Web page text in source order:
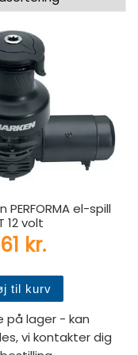
PERFORMA el-spill
12 volt
kr.
til kurv
på lager - kan
vi kontakter dig